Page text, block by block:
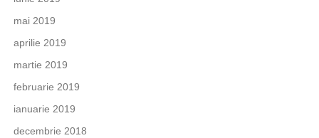
mai 2019
aprilie 2019
martie 2019
februarie 2019
ianuarie 2019
decembrie 2018